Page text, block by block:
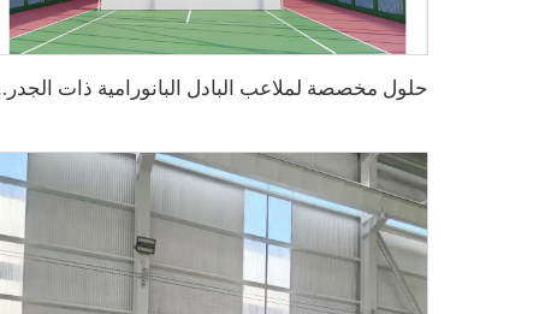
لول مخصصة لملاعب البادل البانورامية